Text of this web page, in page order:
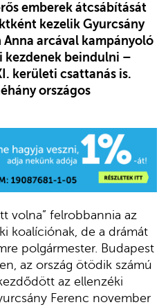
emberek átcsábítását
kezelik Gyurcsány
Anna arcával kampányoló
kezdenek beindulni –
kerületi csattanás is.
országos
volna” felrobbannia az
koalíciónak, de a drámát
polgármester. Budapest
az ország ötödik számú
az ellenzéki
Ferenc november